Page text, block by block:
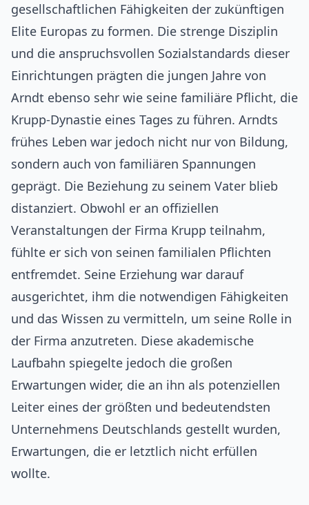
gesellschaftlichen Fähigkeiten der zukünftigen
Elite Europas zu formen. Die strenge Disziplin
und die anspruchsvollen Sozialstandards dieser
Einrichtungen prägten die jungen Jahre von
Arndt ebenso sehr wie seine familiäre Pflicht, die
Krupp-Dynastie eines Tages zu führen. Arndts
frühes Leben war jedoch nicht nur von Bildung,
sondern auch von familiären Spannungen
geprägt. Die Beziehung zu seinem Vater blieb
distanziert. Obwohl er an offiziellen
Veranstaltungen der Firma Krupp teilnahm,
fühlte er sich von seinen familialen Pflichten
entfremdet. Seine Erziehung war darauf
ausgerichtet, ihm die notwendigen Fähigkeiten
und das Wissen zu vermitteln, um seine Rolle in
der Firma anzutreten. Diese akademische
Laufbahn spiegelte jedoch die großen
Erwartungen wider, die an ihn als potenziellen
Leiter eines der größten und bedeutendsten
Unternehmens Deutschlands gestellt wurden,
Erwartungen, die er letztlich nicht erfüllen
wollte.